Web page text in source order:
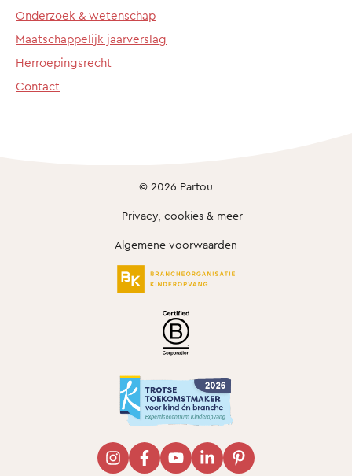
Onderzoek & wetenschap
Maatschappelijk jaarverslag
Herroepingsrecht
Contact
© 2026 Partou
Privacy, cookies & meer
Algemene voorwaarden